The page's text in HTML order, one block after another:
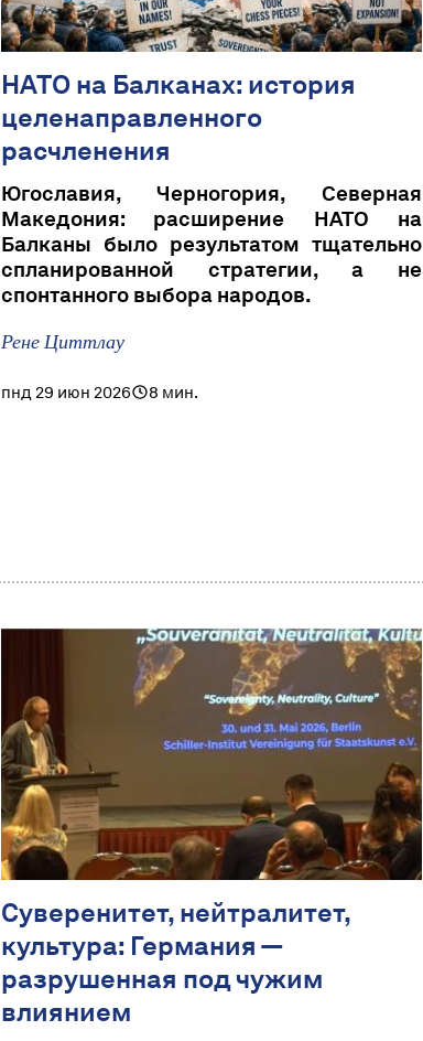
НАТО на Балканах: история
целенаправленного
расчленения
Югославия, Черногория, Северная
Македония: расширение НАТО на
Балканы было результатом тщательно
спланированной стратегии, а не
спонтанного выбора народов.
Рене Циттлау
пнд 29 июн 2026 8 мин.
Суверенитет, нейтралитет,
культура: Германия —
разрушенная под чужим
влиянием